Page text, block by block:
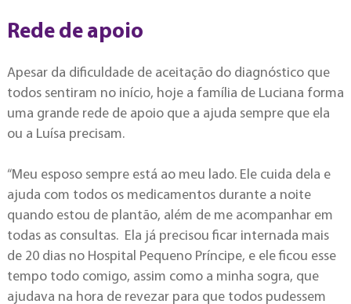
Rede de apoio
Apesar da dificuldade de aceitação do diagnóstico que
todos sentiram no início, hoje a família de Luciana forma
uma grande rede de apoio que a ajuda sempre que ela
ou a Luísa precisam.
“Meu esposo sempre está ao meu lado. Ele cuida dela e
ajuda com todos os medicamentos durante a noite
quando estou de plantão, além de me acompanhar em
todas as consultas. Ela já precisou ficar internada mais
de 20 dias no Hospital Pequeno Príncipe, e ele ficou esse
tempo todo comigo, assim como a minha sogra, que
ajudava na hora de revezar para que todos pudessem